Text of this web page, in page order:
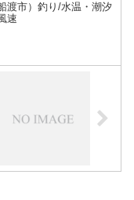
渡市）釣り/水温・潮汐
速